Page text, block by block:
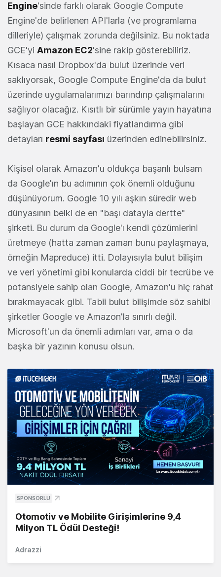
Engine'sinde farklı olarak Google Compute
Engine'de belirlenen API'larla (ve programlama
dilleriyle) çalışmak zorunda değilsiniz. Bu noktada
GCE'yi Amazon EC2'sine rakip gösterebiliriz.
Kısaca nasıl Dropbox'da bulut üzerinde veri
saklıyorsak, Google Compute Engine'da da bulut
üzerinde uygulamalarımızı barındırıp çalışmalarını
sağlıyor olacağız. Kısıtlı bir sürümle yayın hayatına
başlayan GCE hakkındaki fiyatlandırma gibi
detayları resmi sayfası üzerinden edinebilirsiniz.
Kişisel olarak Amazon'u oldukça başarılı bulsam
da Google'ın bu adımının çok önemli olduğunu
düşünüyorum. Google 10 yılı aşkın süredir web
dünyasının belki de en "başı datayla dertte"
şirketi. Bu durum da Google'ı kendi çözümlerini
üretmeye (hatta zaman zaman bunu paylaşmaya,
örneğin Mapreduce) itti. Dolayısıyla bulut bilişim
ve veri yönetimi gibi konularda ciddi bir tecrübe ve
potansiyele sahip olan Google, Amazon'u hiç rahat
bırakmayacak gibi. Tabii bulut bilişimde söz sahibi
şirketler Google ve Amazon'la sınırlı değil.
Microsoft'un da önemli adımları var, ama o da
başka bir yazının konusu olsun.
SPONSORLU
Otomotiv ve Mobilite Girişimlerine 9,4
Milyon TL Ödül Desteği!
Adrazzi